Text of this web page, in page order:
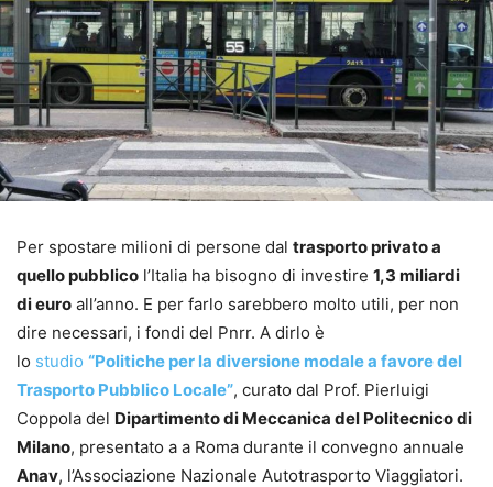
Per spostare milioni di persone dal trasporto privato a
quello pubblico l’Italia ha bisogno di investire 1,3 miliardi
di euro all’anno. E per farlo sarebbero molto utili, per non
dire necessari, i fondi del Pnrr. A dirlo è
lo studio “Politiche per la diversione modale a favore del
Trasporto Pubblico Locale”, curato dal Prof. Pierluigi
Coppola del Dipartimento di Meccanica del Politecnico di
Milano, presentato a a Roma durante il convegno annuale
Anav, l’Associazione Nazionale Autotrasporto Viaggiatori.